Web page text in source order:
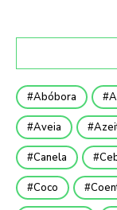
Abóbora
Aveia
Canela
Coco